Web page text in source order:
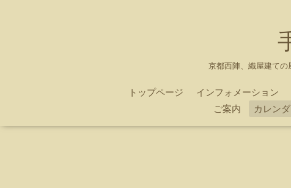
京都西陣、織屋建ての
トップページ インフォメーション
ご案内
カレン